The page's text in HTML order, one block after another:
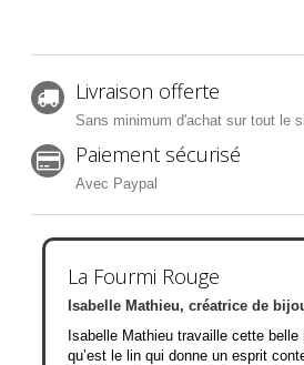
Livraison offerte
Sans minimum d'achat sur tout le
Paiement sécurisé
Avec Paypal
La Fourmi Rouge
Isabelle Mathieu, créatrice de
Isabelle Mathieu travaille cette belle
qu’est le lin qui donne un esprit